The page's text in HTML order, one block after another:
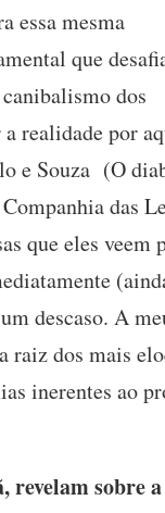
essa mesma
que
dos
a realidade por
e Souza (O
das
que eles veem
descaso. A
raiz dos mais
inerentes ao
revelam sobre a